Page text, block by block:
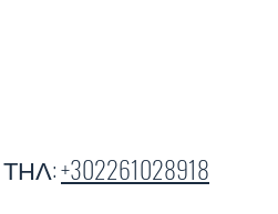
ΤΗΛ:+302261028918